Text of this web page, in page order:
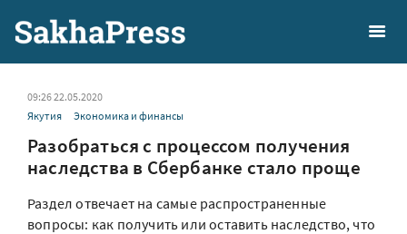
09:26 22.05.2020
Якутия
Экономика и финансы
Разобраться с процессом получения
наследства в Сбербанке стало проще
Раздел отвечает на самые распространенные
вопросы: как получить или оставить наследство, что